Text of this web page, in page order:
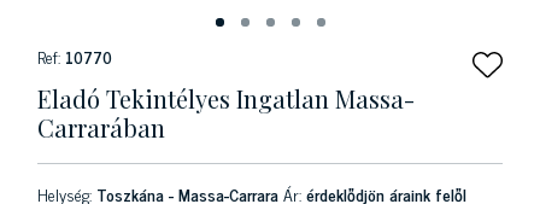
Ref: 10770
Eladó Tekintélyes Ingatlan Massa-
Carrarában
Helység: Toszkána - Massa-CarraraÁr:érdeklődjön áraink felől